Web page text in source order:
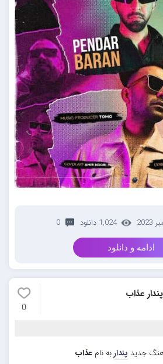
1,024 دانلود 0
ادامه و دانلود
عذاب
0
جدید پنداربه نامعذاب